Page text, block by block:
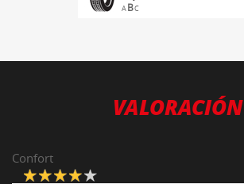
A BC
VALORACIÓN
Confort